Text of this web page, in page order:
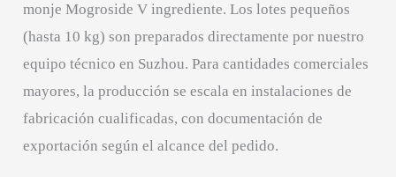
monje Mogroside V ingrediente. Los lotes pequeños
(hasta 10 kg) son preparados directamente por nuestro
equipo técnico en Suzhou. Para cantidades comerciales
mayores, la producción se escala en instalaciones de
fabricación cualificadas, con documentación de
exportación según el alcance del pedido.